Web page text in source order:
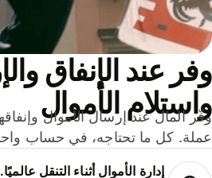
عند الإنفاق
الأموال
كل ما تحتاجه، في حساب واحد،
إدارة الأموال أثناء التنقل عالميًا.